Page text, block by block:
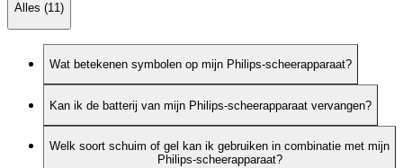
Alles (11)
Wat betekenen symbolen op mijn Philips-scheerapparaat?
Kan ik de batterij van mijn Philips-scheerapparaat vervangen?
Welk soort schuim of gel kan ik gebruiken in combinatie met mijn
Philips-scheerapparaat?